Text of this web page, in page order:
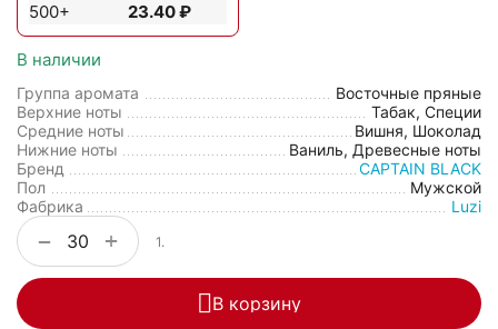
500+
23.40₽
В наличии
Группа аромата
Восточные пряные
Верхние ноты
Табак, Специи
Средние ноты
Вишня, Шоколад
Нижние ноты
Ваниль, Древесные ноты
Бренд
CAPTAIN BLACK
Пол
Мужской
Фабрика
Luzi
+
− 1.
В корзину